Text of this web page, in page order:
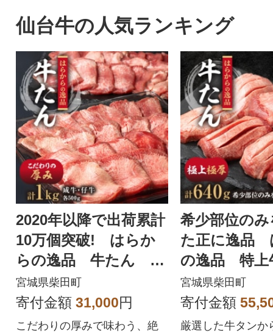
仙台牛の人気ランキング
2020年以降で出荷累計
10万個突破! はらか
らの逸品 牛たん 1k
g 安心の人気製品!
宮城県柴田町
寄付金額 31,000円
こだわりの厚みで味わう、絶
希少部位の
た正に逸品
の逸品 特
極上極厚の牛
入り
宮城県柴田町
寄付金額
厳選した牛タンか